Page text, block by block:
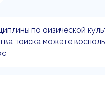
по физической
поиска можете